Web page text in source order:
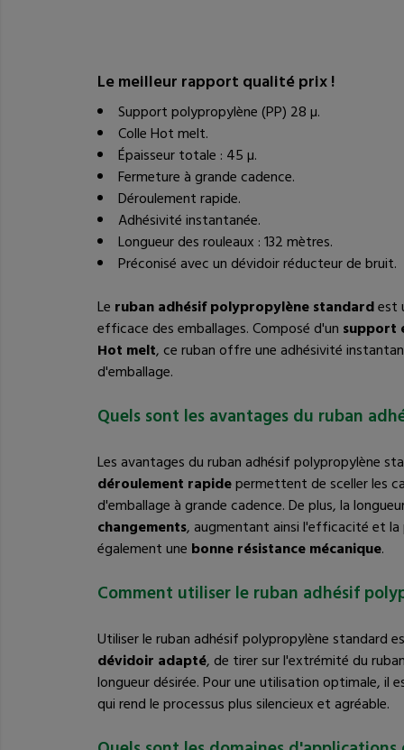
Le meilleur rapport qualité prix !
Support polypropylène (PP) 28 µ.
Colle Hot melt.
Épaisseur totale : 45 µ.
Fermeture à grande cadence.
Déroulement rapide.
Adhésivité instantanée.
Longueur des rouleaux : 132 mètres.
Préconisé avecun dévidoir réducteur de bruit.
Le ruban adhésif polypropylène standardest
efficace des emballages. Composé d'un support
Hot melt, ce ruban offre une adhésivité
d'emballage.
Quels sont les avantages du ruban
Les avantages du ruban adhésif polypropylène
déroulement rapidepermettent de sceller les
d'emballage à grande cadence. De plus, la
changements, augmentant ainsi l'efficacité et
également une bonne résistance mécanique.
Comment utiliser le ruban adhésif
Utiliser le ruban adhésif polypropylène
dévidoir adapté, de tirer sur l'extrémité du
longueur désirée. Pour une utilisation optimale, il
qui rend le processus plus silencieux et agréable.